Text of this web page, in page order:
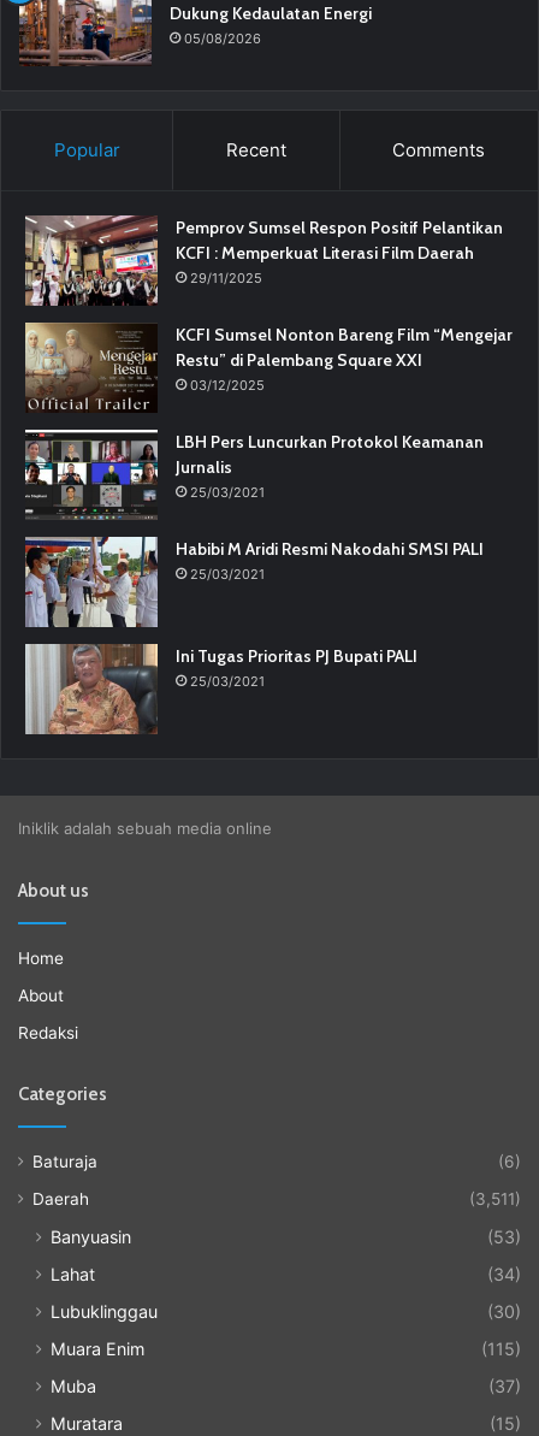
Dukung Kedaulatan Energi
05/08/2026
Popular Recent Comments
Pemprov Sumsel Respon Positif Pelantikan
KCFI : Memperkuat Literasi Film Daerah
29/11/2025
KCFI Sumsel Nonton Bareng Film “Mengejar
Restu” di Palembang Square XXI
03/12/2025
LBH Pers Luncurkan Protokol Keamanan
Jurnalis
25/03/2021
Habibi M Aridi Resmi Nakodahi SMSI PALI
25/03/2021
Ini Tugas Prioritas PJ Bupati PALI
25/03/2021
Iniklik adalah sebuah media online
About us
Home
About
Redaksi
Categories
Baturaja
(6)
Daerah
(3,511)
Banyuasin
(53)
Lahat
(34)
Lubuklinggau
(30)
Muara Enim
(115)
Muba
(37)
Muratara
(15)